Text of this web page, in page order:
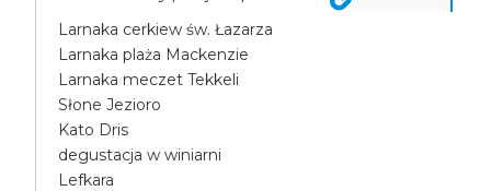
Larnaka cerkiew św. Łazarza
Larnaka plaża Mackenzie
Larnaka meczet Tekkeli
Słone Jezioro
Kato Dris
degustacja w winiarni
Lefkara